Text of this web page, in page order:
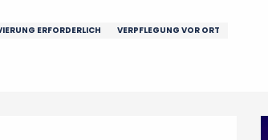
ERFORDERLICH VERPFLEGUNG VOR ORT